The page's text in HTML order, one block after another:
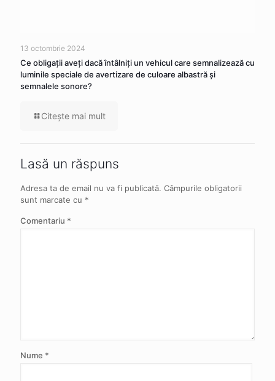
13 octombrie 2024
Ce obligaţii aveţi dacă întâlniţi un vehicul care semnalizează cu
luminile speciale de avertizare de culoare albastră şi
semnalele sonore?
Citeşte mai mult
Lasă un răspuns
Adresa ta de email nu va fi publicată. Câmpurile obligatorii
sunt marcate cu *
Comentariu *
Nume *